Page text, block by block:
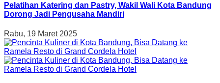
Pelatihan Katering dan Pastry, Wakil Wali Kota Bandung
Dorong Jadi Pengusaha Mandiri
Rabu, 19 Maret 2025